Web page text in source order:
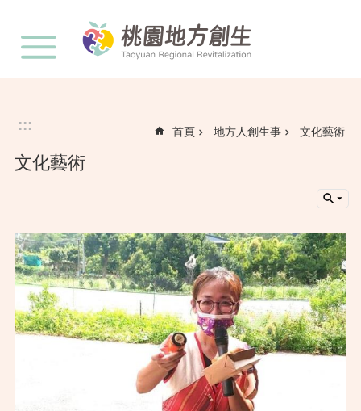
::: 首頁 地方人創生事 文化藝術
文化藝術